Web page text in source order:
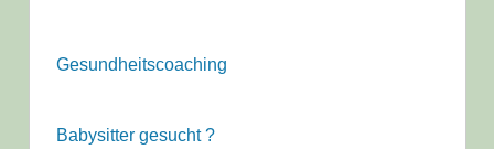
Gesundheitscoaching
Babysitter gesucht ?